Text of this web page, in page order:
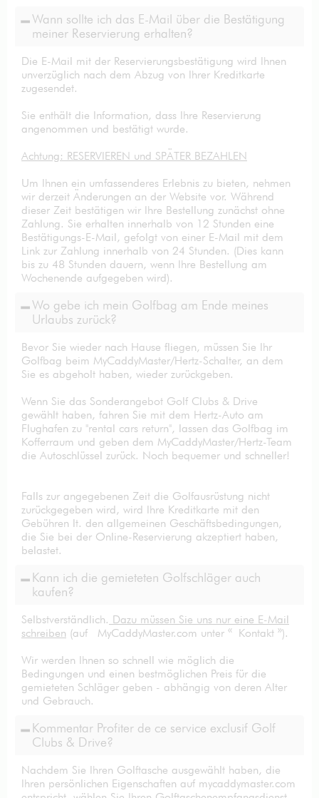
Wann sollte ich das E-Mail über die Bestätigung
meiner Reservierung erhalten?
Die E-Mail mit der Reservierungsbestätigung wird Ihnen
unverzüglich nach dem Abzug von Ihrer Kreditkarte
zugesendet.
Sie enthält die Information, dass Ihre Reservierung
angenommen und bestätigt wurde.
Achtung: RESERVIEREN und SPÄTER BEZAHLEN
Um Ihnen ein umfassenderes Erlebnis zu bieten, nehmen
wir derzeit Änderungen an der Website vor. Während
dieser Zeit bestätigen wir Ihre Bestellung zunächst ohne
Zahlung. Sie erhalten innerhalb von 12 Stunden eine
Bestätigungs-E-Mail, gefolgt von einer E-Mail mit dem
Link zur Zahlung innerhalb von 24 Stunden. (Dies kann
bis zu 48 Stunden dauern, wenn Ihre Bestellung am
Wochenende aufgegeben wird).
Wo gebe ich mein Golfbag am Ende meines
Urlaubs zurück?
Bevor Sie wieder nach Hause fliegen, müssen Sie Ihr
Golfbag beim MyCaddyMaster/Hertz-Schalter, an dem
Sie es abgeholt haben, wieder zurückgeben.
Wenn Sie das Sonderangebot Golf Clubs & Drive
gewählt haben, fahren Sie mit dem Hertz-Auto am
Flughafen zu "rental cars return", lassen das Golfbag im
Kofferraum und geben dem MyCaddyMaster/Hertz-Team
die Autoschlüssel zurück. Noch bequemer und schneller!
Falls zur angegebenen Zeit die Golfausrüstung nicht
zurückgegeben wird, wird Ihre Kreditkarte mit den
Gebühren lt. den allgemeinen Geschäftsbedingungen,
die Sie bei der Online-Reservierung akzeptiert haben,
belastet.
Kann ich die gemieteten Golfschläger auch
kaufen?
Selbstverständlich. Dazu müssen Sie uns nur eine E-Mail
schreiben (auf MyCaddyMaster.com unter « Kontakt »).
Wir werden Ihnen so schnell wie möglich die
Bedingungen und einen bestmöglichen Preis für die
gemieteten Schläger geben - abhängig von deren Alter
und Gebrauch.
Kommentar Profiter de ce service exclusif Golf
Clubs & Drive?
Nachdem Sie Ihren Golftasche ausgewählt haben, die
Ihren persönlichen Eigenschaften auf mycaddymaster.com